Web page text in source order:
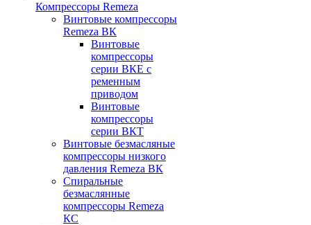
Компрессоры Remeza
Винтовые компрессоры
Remeza ВК
Винтовые
компрессоры
серии ВКЕ с
ременным
приводом
Винтовые
компрессоры
серии ВКТ
Винтовые безмасляные
компрессоры низкого
давления Remeza ВК
Спиральные
безмаслянные
компрессоры Remeza
КС